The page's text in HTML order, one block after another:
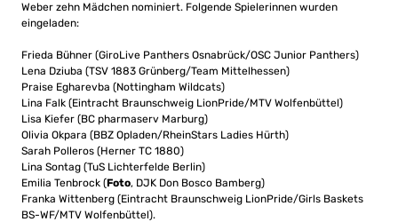
Weber zehn Mädchen nominiert. Folgende Spielerinnen wurden
eingeladen:
Frieda Bühner (GiroLive Panthers Osnabrück/OSC Junior Panthers)
Lena Dziuba (TSV 1883 Grünberg/Team Mittelhessen)
Praise Egharevba (Nottingham Wildcats)
Lina Falk (Eintracht Braunschweig LionPride/MTV Wolfenbüttel)
Lisa Kiefer (BC pharmaserv Marburg)
Olivia Okpara (BBZ Opladen/RheinStars Ladies Hürth)
Sarah Polleros (Herner TC 1880)
Lina Sontag (TuS Lichterfelde Berlin)
Emilia Tenbrock (Foto, DJK Don Bosco Bamberg)
Franka Wittenberg (Eintracht Braunschweig LionPride/Girls Baskets
BS-WF/MTV Wolfenbüttel).